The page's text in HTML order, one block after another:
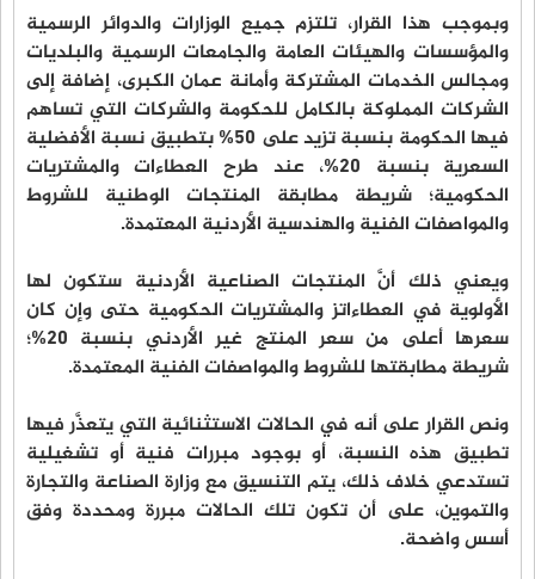
وبموجب هذا القرار، تلتزم جميع الوزارات والدوائر الرسمية
والمؤسسات والهيئات العامة والجامعات الرسمية والبلديات
ومجالس الخدمات المشتركة وأمانة عمان الكبرى، إضافة إلى
الشركات المملوكة بالكامل للحكومة والشركات التي تساهم
فيها الحكومة بنسبة تزيد على 50% بتطبيق نسبة الأفضلية
السعرية بنسبة 20%، عند طرح العطاءات والمشتريات
الحكومية؛ شريطة مطابقة المنتجات الوطنية للشروط
والمواصفات الفنية والهندسية الأردنية المعتمدة.
ويعني ذلك أنَّ المنتجات الصناعية الأردنية ستكون لها
الأولوية في العطاءاتز والمشتريات الحكومية حتى وإن كان
سعرها أعلى من سعر المنتج غير الأردني بنسبة 20%؛
شريطة مطابقتها للشروط والمواصفات الفنية المعتمدة.
ونص القرار على أنه في الحالات الاستثنائية التي يتعذَّر فيها
تطبيق هذه النسبة، أو بوجود مبررات فنية أو تشغيلية
تستدعي خلاف ذلك، يتم التنسيق مع وزارة الصناعة والتجارة
والتموين، على أن تكون تلك الحالات مبررة ومحددة وفق
أسس واضحة.